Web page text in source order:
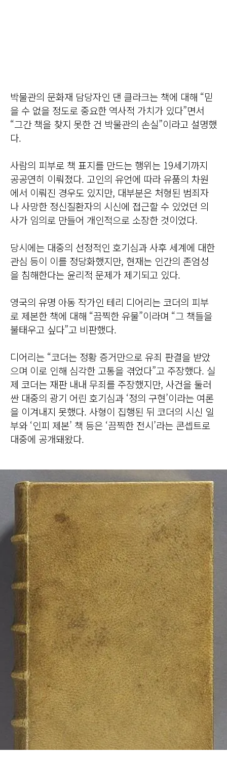
박물관의 문화재 담당자인 댄 클라크는 책에 대해 “믿
을 수 없을 정도로 중요한 역사적 가치가 있다”면서
“그간 책을 찾지 못한 건 박물관의 손실”이라고 설명했
다.
사람의 피부로 책 표지를 만드는 행위는 19세기까지
공공연히 이뤄졌다. 고인의 유언에 따라 유품의 차원
에서 이뤄진 경우도 있지만, 대부분은 처형된 범죄자
나 사망한 정신질환자의 시신에 접근할 수 있었던 의
사가 임의로 만들어 개인적으로 소장한 것이었다.
당시에는 대중의 선정적인 호기심과 사후 세계에 대한
관심 등이 이를 정당화했지만, 현재는 인간의 존엄성
을 침해한다는 윤리적 문제가 제기되고 있다.
영국의 유명 아동 작가인 테리 디어리는 코더의 피부
로 제본한 책에 대해 “끔찍한 유물”이라며 “그 책들을
불태우고 싶다”고 비판했다.
디어리는 “코더는 정황 증거만으로 유죄 판결을 받았
으며 이로 인해 심각한 고통을 겪었다”고 주장했다. 실
제 코더는 재판 내내 무죄를 주장했지만, 사건을 둘러
싼 대중의 광기 어린 호기심과 ‘정의 구현’이라는 여론
을 이겨내지 못했다. 사형이 집행된 뒤 코더의 시신 일
부와 ‘인피 제본’ 책 등은 ‘끔찍한 전시’라는 콘셉트로
대중에 공개돼왔다.